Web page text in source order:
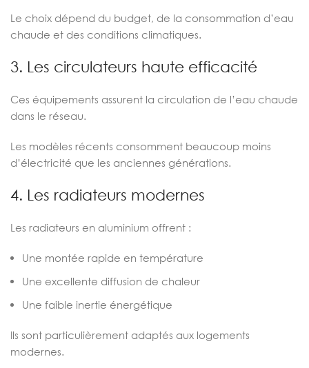
Le choix dépend du budget, de la consommation d’eau
chaude et des conditions climatiques.
3. Les circulateurs haute efficacité
Ces équipements assurent la circulation de l’eau chaude
dans le réseau.
Les modèles récents consomment beaucoup moins
d’électricité que les anciennes générations.
4. Les radiateurs modernes
Les radiateurs en aluminium offrent :
Une montée rapide en température
Une excellente diffusion de chaleur
Une faible inertie énergétique
Ils sont particulièrement adaptés aux logements
modernes.